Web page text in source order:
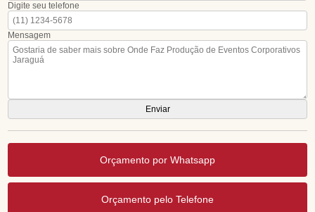
Digite seu telefone
Mensagem
Orçamento por Whatsapp
Orçamento pelo Telefone